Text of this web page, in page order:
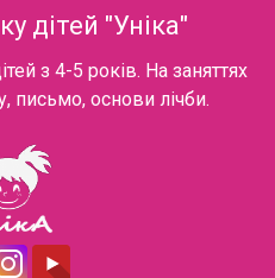
дітей "Уніка"
з 4-5 років. На заняттях
письмо, основи лічби.